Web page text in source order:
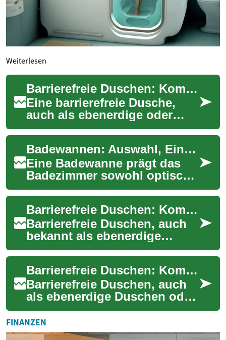
Weiterlesen
Barrierefreie Duschen: Komfort und Sicherheit für Ihr Badezimmer
Eine barrierefreie Dusche,
auch als ebenerdige oder
bodengleiche Dusche
bekannt, ist eine moderne
und praktische Lösu...
Badewannen: Auswahl, Einbau und barrierefreie Varianten
Eine Badewanne prägt das
Badezimmer sowohl optisch
als auch funktional. Ob als
Entspannungsort nach einem
langen Tag ...
Barrierefreie Duschen: Komfort und Sicherheit für Senioren
Barrierefreie Duschen, auch
bekannt als ebenerdige
Duschen oder Walk-in-
Duschen, gewinnen
zunehmend an Popularität, i...
Barrierefreie Duschen: Komfort und Sicherheit für jeden Haushalt
Barrierefreie Duschen, auch
als ebenerdige Duschen oder
bodengleiche Duschen
bekannt, gewinnen in
deutschen Haushalte...
FINANZEN